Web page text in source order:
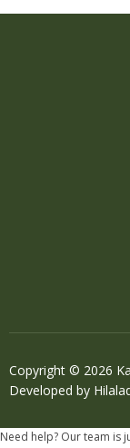
Copyright © 2026
Developed by
Need help? Our team is